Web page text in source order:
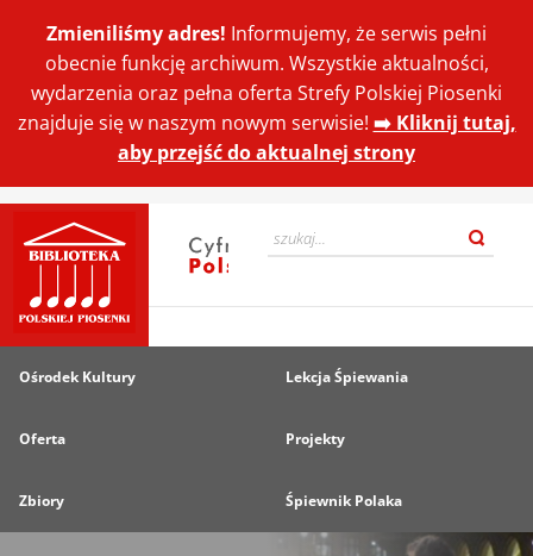
Zmieniliśmy adres! Informujemy, że serwis pełni
obecnie funkcję archiwum. Wszystkie aktualności,
wydarzenia oraz pełna oferta Strefy Polskiej Piosenki
znajduje się w naszym nowym serwisie! ➡️ Kliknij tutaj,
aby przejść do aktualnej strony
Ośrodek Kultury Lekcja Śpiewania
Oferta Projekty
Zbiory Śpiewnik Polaka